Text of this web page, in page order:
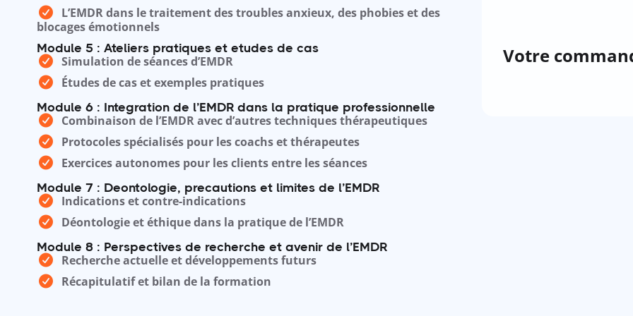
L’EMDR dans le traitement des troubles anxieux, des phobies et des
blocages émotionnels
Module 5 : Ateliers pratiques et etudes de cas
Simulation de séances d’EMDR
Études de cas et exemples pratiques
Module 6 : Integration de l’EMDR dans la pratique professionnelle
Combinaison de l’EMDR avec d’autres techniques thérapeutiques
Protocoles spécialisés pour les coachs et thérapeutes
Exercices autonomes pour les clients entre les séances
Module 7 : Deontologie, precautions et limites de l’EMDR
Indications et contre-indications
Déontologie et éthique dans la pratique de l’EMDR
Module 8 : Perspectives de recherche et avenir de l’EMDR
Recherche actuelle et développements futurs
Récapitulatif et bilan de la formation
Votre